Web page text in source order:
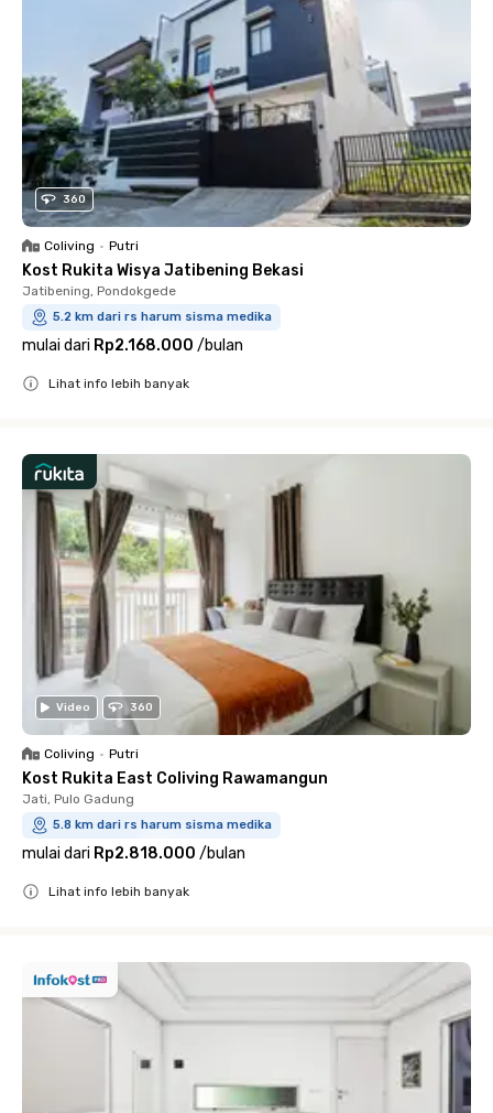
360
Coliving • Putri
Kost Rukita Wisya Jatibening Bekasi
Jatibening, Pondokgede
5.2 km dari rs harum sisma medika
mulai dari Rp2.168.000 /bulan
Lihat info lebih banyak
Video 360
Coliving • Putri
Kost Rukita East Coliving Rawamangun
Jati, Pulo Gadung
5.8 km dari rs harum sisma medika
mulai dari Rp2.818.000 /bulan
Lihat info lebih banyak